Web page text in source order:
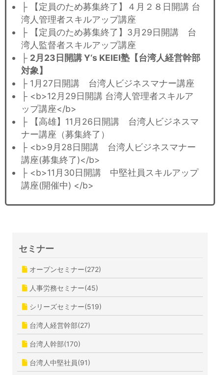
├ 【定員のため募集終了】４月２８日開講 台
湾人管理者スキルアップ講座
├ 【定員のため募集終了】3月29日開講 台
湾人監督者スキルアップ講座
├ 2月23日開講 Y‘s KEIEI塾【台湾人経営幹部
対象】
├ 1月27日開講 台湾人ビジネスマナー講座
├ <b>12月29日開講 台湾人管理者スキルア
ップ講座</b>
├ 【高雄】11月26日開講 台湾人ビジネスマ
ナー講座（募集終了）
├ <b>9月28日開講 台湾人ビジネスマナー
講座(募集終了)</b>
├ <b>11月30日開講 中堅社員スキルアップ
講座(開催中) </b>
セミナー
オープンセミナー(272)
人事労務セミナー(45)
シリーズセミナー(519)
台湾人経営幹部(27)
台湾人幹部(170)
台湾人中堅社員(91)